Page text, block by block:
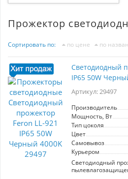
Прожектор
Сортировать по: по цене по
Светодиодный
IP65 50W
Артикул: 29497
Производитель
Мощность, Вт
Тип цоколя
Цвет
Самовывоз
Курьером
Светодиодный